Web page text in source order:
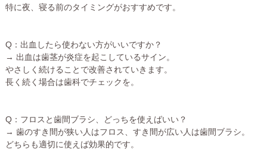
特に夜、寝る前のタイミングがおすすめです。
Q：出血したら使わない方がいいですか？
→ 出血は歯茎が炎症を起こしているサイン。
やさしく続けることで改善されていきます。
長く続く場合は歯科でチェックを。
Q：フロスと歯間ブラシ、どっちを使えばいい？
→ 歯のすき間が狭い人はフロス、すき間が広い人は歯間ブラシ。
どちらも適切に使えば効果的です。